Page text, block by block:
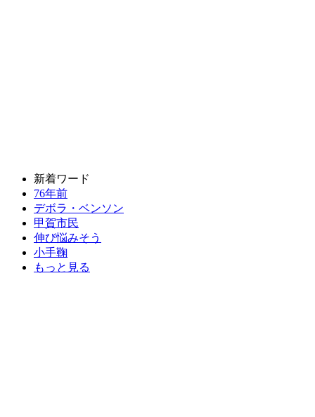
新着ワード
76年前
デボラ・ベンソン
甲賀市民
伸び悩みそう
小手鞠
もっと見る